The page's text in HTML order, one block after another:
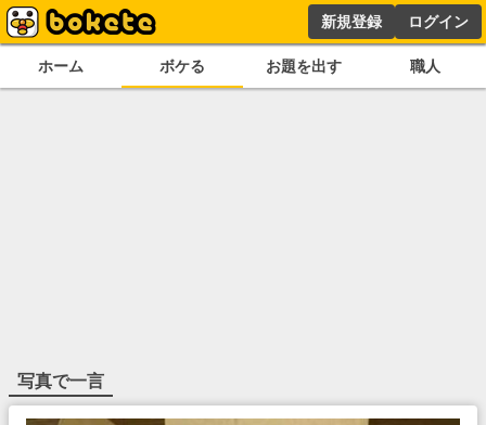
新規登録 ログイン
ホーム ボケる お題を出す 職人
写真で一言